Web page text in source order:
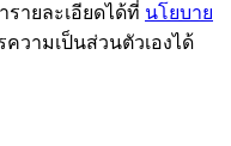
ายละเอียดได้ที่ นโยบาย
วามเป็นส่วนตัวเองได้